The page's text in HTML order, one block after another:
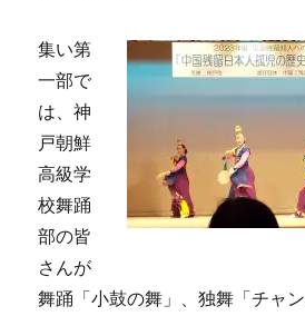
集い第
一部で
は、神
戸朝鮮
高級学
校舞踊
部の皆
さんが
舞踊「小鼓の舞」、独舞「チャ